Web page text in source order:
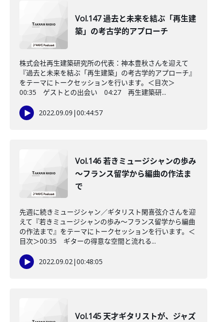
Vol.147 過去と未来を結ぶ「再生建
築」の考古学的アプローチ
株式会社再生建築研究所の代表：神本豊秋さんを迎えて
『過去と未来を結ぶ「再生建築」の考古学的アプローチ』
をテーマにトークセッションを行います。＜目次＞
00:35 ゲストとの出会い 04:27 再生建築研...
2022.09.09 |00:44:57
Vol.146 若きミュージシャンの歩み
～フランス留学から編曲の作法ま
で
先週に続きミュージシャン／ギタリスト閑喜弦介さんを迎
えて『若きミュージシャンの歩み～フランス留学から編曲
の作法まで』をテーマにトークセッションを行います。＜
目次＞00:35 ギターの得意な空間と流れる...
2022.09.02|00:48:05
Vol.145 天才ギタリストが、ジャズ